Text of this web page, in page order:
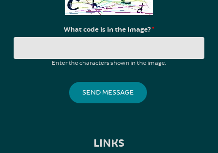
What code is in the image?*
Enter the characters shown in the image.
LINKS